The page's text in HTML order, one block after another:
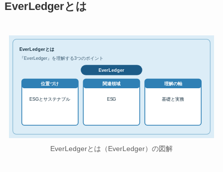
EverLedgerとは
EverLedgerとは
『EverLedger』を理解する3つのポイント
EverLedger
位置づけ
ESGとサステナブル
関連領域
ESG
理解の軸
基礎と実務
EverLedgerとは（EverLedger）の図解